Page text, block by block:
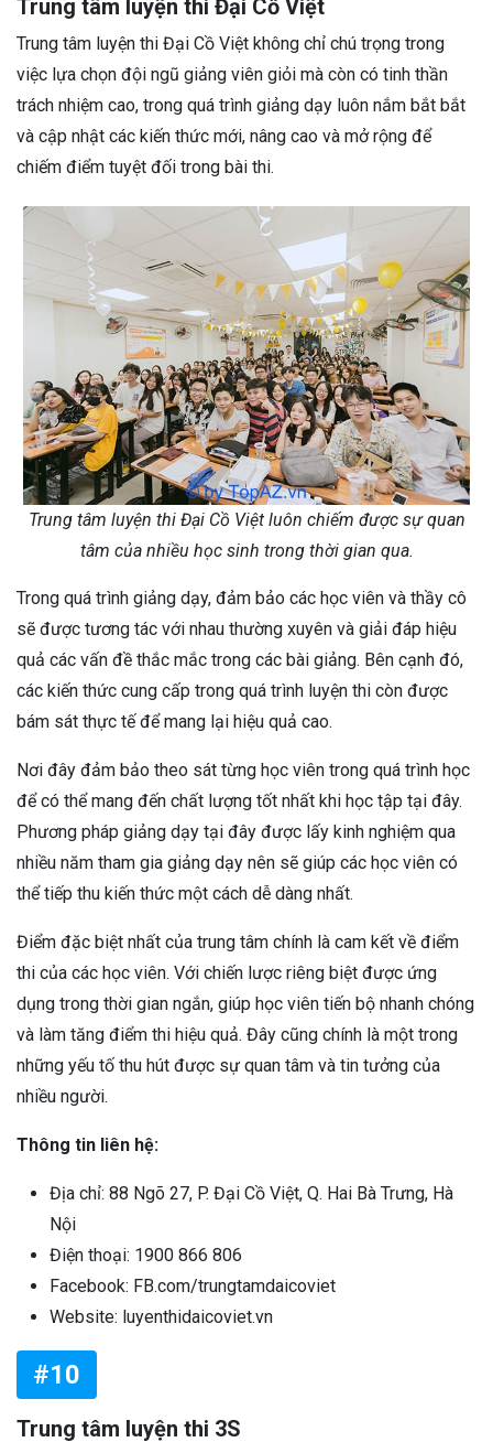
Trung tâm luyện thi Đại Cồ Việt
Trung tâm luyện thi Đại Cồ Việt không chỉ chú trọng trong
việc lựa chọn đội ngũ giảng viên giỏi mà còn có tinh thần
trách nhiệm cao, trong quá trình giảng dạy luôn nắm bắt bắt
và cập nhật các kiến thức mới, nâng cao và mở rộng để
chiếm điểm tuyệt đối trong bài thi.
Trung tâm luyện thi Đại Cồ Việt luôn chiếm được sự quan
tâm của nhiều học sinh trong thời gian qua.
Trong quá trình giảng dạy, đảm bảo các học viên và thầy cô
sẽ được tương tác với nhau thường xuyên và giải đáp hiệu
quả các vấn đề thắc mắc trong các bài giảng. Bên cạnh đó,
các kiến thức cung cấp trong quá trình luyện thi còn được
bám sát thực tế để mang lại hiệu quả cao.
Nơi đây đảm bảo theo sát từng học viên trong quá trình học
để có thể mang đến chất lượng tốt nhất khi học tập tại đây.
Phương pháp giảng dạy tại đây được lấy kinh nghiệm qua
nhiều năm tham gia giảng dạy nên sẽ giúp các học viên có
thể tiếp thu kiến thức một cách dễ dàng nhất.
Điểm đặc biệt nhất của trung tâm chính là cam kết về điểm
thi của các học viên. Với chiến lược riêng biệt được ứng
dụng trong thời gian ngắn, giúp học viên tiến bộ nhanh chóng
và làm tăng điểm thi hiệu quả. Đây cũng chính là một trong
những yếu tố thu hút được sự quan tâm và tin tưởng của
nhiều người.
Thông tin liên hệ:
Địa chỉ: 88 Ngõ 27, P. Đại Cồ Việt, Q. Hai Bà Trưng, Hà
Nội
Điện thoại: 1900 866 806
Facebook: FB.com/trungtamdaicoviet
Website: luyenthidaicoviet.vn
#10
Trung tâm luyện thi 3S